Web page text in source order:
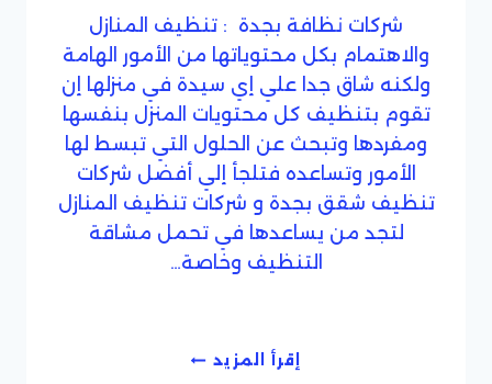
شركات نظافة بجدة : تنظيف المنازل
والاهتمام بكل محتوياتها من الأمور الهامة
ولكنه شاق جدا علي إي سيدة في منزلها إن
تقوم بتنظيف كل محتويات المنزل بنفسها
ومفردها وتبحث عن الحلول التي تبسط لها
الأمور وتساعده فتلجأ إلي أفضل شركات
تنظيف شقق بجدة و شركات تنظيف المنازل
لتجد من يساعدها في تحمل مشاقة
التنظيف وخاصة…
إقرأ المزيدشركات